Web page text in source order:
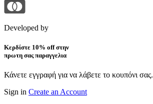
Developed by
Κερδίστε 10% off στην
πρωτη σας παραγγελια
Κάνετε εγγραφή για να λάβετε το κουπόνι σας.
Sign in Create an Account